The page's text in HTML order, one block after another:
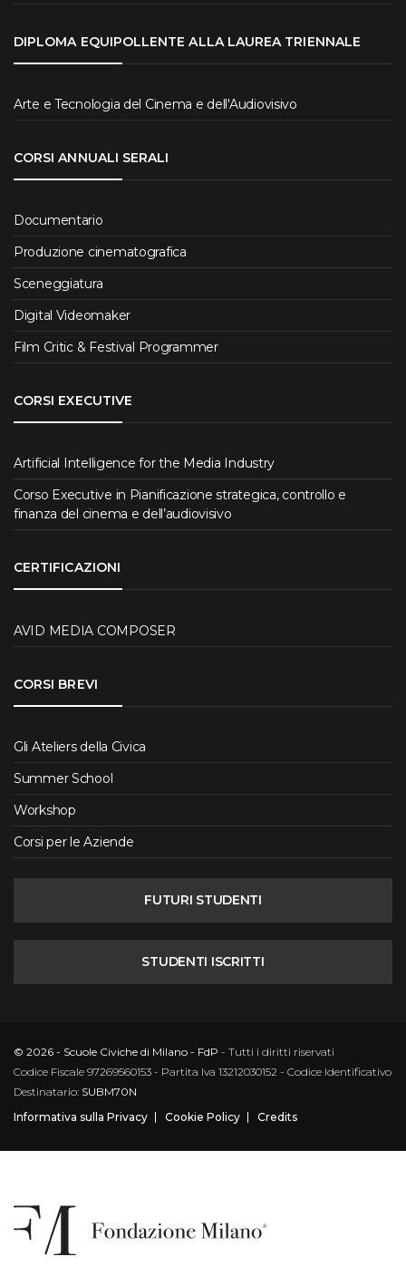
DIPLOMA EQUIPOLLENTE ALLA LAUREA TRIENNALE
Arte e Tecnologia del Cinema e dell'Audiovisivo
CORSI ANNUALI SERALI
Documentario
Produzione cinematografica
Sceneggiatura
Digital Videomaker
Film Critic & Festival Programmer
CORSI EXECUTIVE
Artificial Intelligence for the Media Industry
Corso Executive in Pianificazione strategica, controllo e
finanza del cinema e dell’audiovisivo
CERTIFICAZIONI
AVID MEDIA COMPOSER
CORSI BREVI
Gli Ateliers della Civica
Summer School
Workshop
Corsi per le Aziende
FUTURI STUDENTI
STUDENTI ISCRITTI
© 2026 - Scuole Civiche di Milano - FdP - Tutti i diritti riservati
Codice Fiscale 97269560153 - Partita Iva 13212030152 - Codice Identificativo
Destinatario: SUBM70N
Informativa sulla Privacy
Cookie Policy Credits